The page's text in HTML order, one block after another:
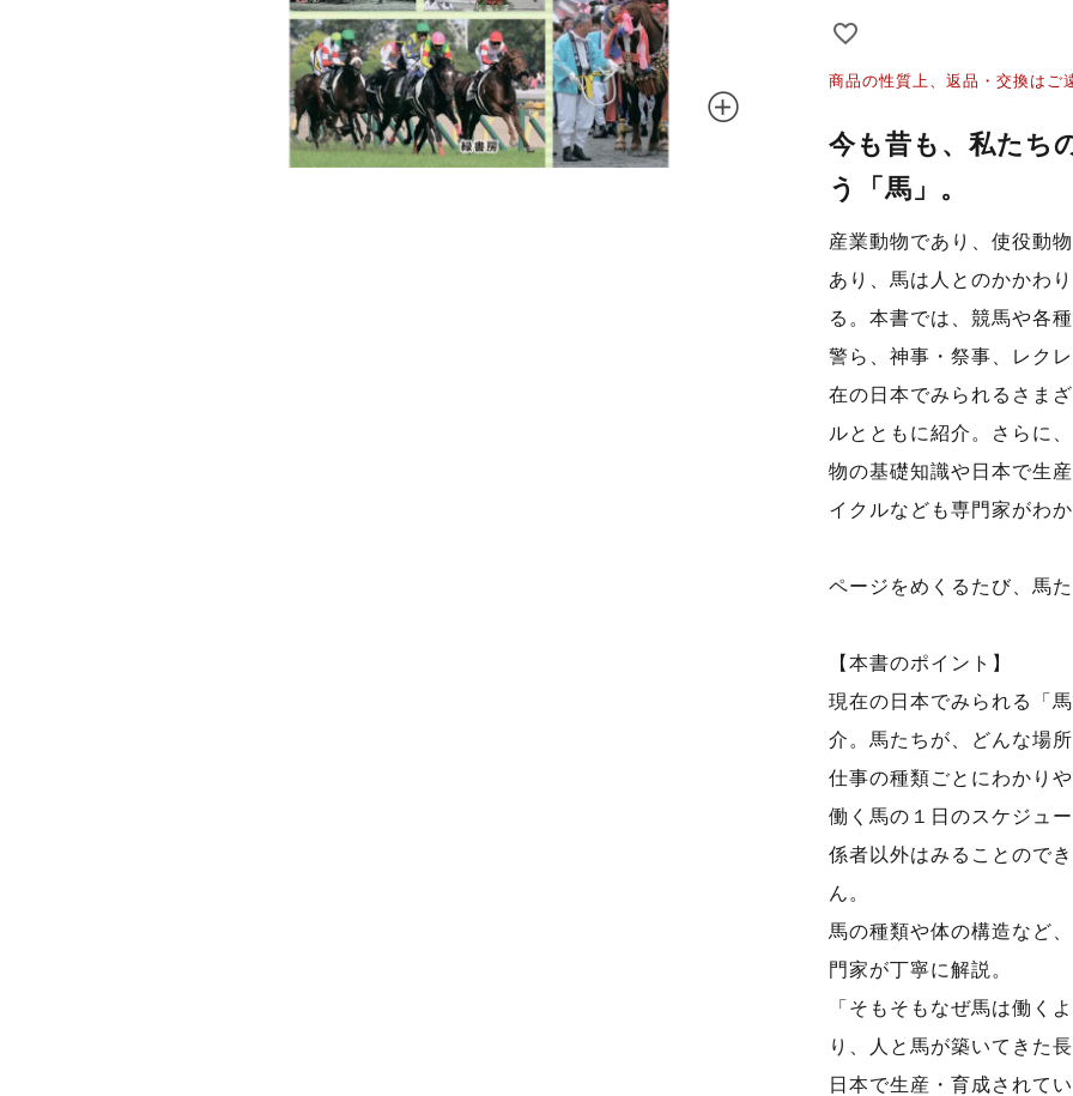
商品の性質上、返品・交換はご
今も昔も、私たち
う「馬」。
産業動物であり、使役動
あり、馬は人とのかかわ
る。本書では、競馬や各
警ら、神事・祭事、レク
在の日本でみられるさま
ルとともに紹介。さらに
物の基礎知識や日本で生
イクルなども専門家がわ
ページをめくるたび、馬
【本書のポイント】
現在の日本でみられる「
介。馬たちが、どんな場
仕事の種類ごとにわかり
働く馬の１日のスケジュ
係者以外はみることので
ん。
馬の種類や体の構造など
門家が丁寧に解説。
「そもそもなぜ馬は働く
り、人と馬が築いてきた
日本で生産・育成されて